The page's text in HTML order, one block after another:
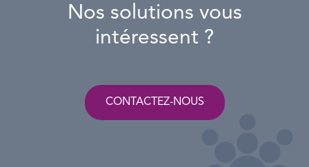
Nos solutions vous
intéressent ?
CONTACTEZ-NOUS